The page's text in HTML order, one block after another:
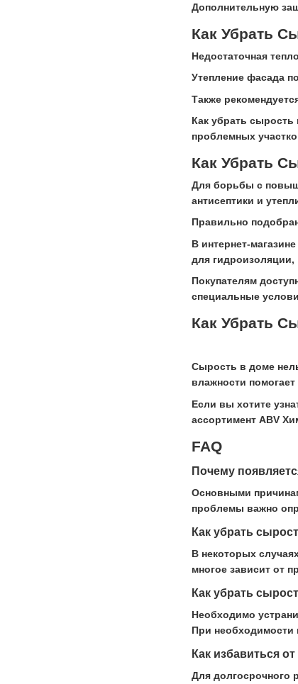
Дополнительную
Как Убрать
Недостаточная
Утепление фасада
Также
Как убрать сырость
проблемных
Как Убрать
Для борьбы с
антисептики и
Правильно
В интернет-
для гидроизоляции,
Покупателям
специальные
Как Убрать
Сырость в доме
влажности
Если вы хотите
ассортимент ABV
FAQ
Почему
Основными
проблемы важно
Как убрать
В некоторых
многое зависит от
Как убрать
Необходимо
При необходимости
Как избавиться
Для долгосрочного